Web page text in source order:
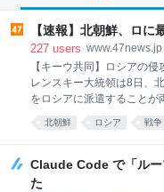
【速報】北朝鮮、ロに
227 users www.47news.jp
【キーウ共同】ロシアの
レンスキー大統領は8日、
をロシアに派遣することが
た。
北朝鮮 ロシア 戦争
Claude Code で「ルー
た